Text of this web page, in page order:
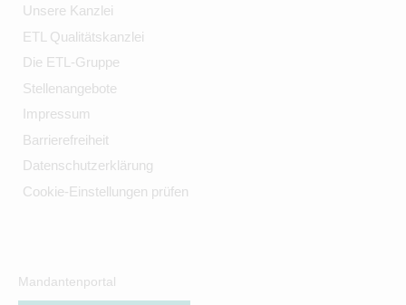
Unsere Kanzlei
ETL Qualitätskanzlei
Die ETL-Gruppe
Stellenangebote
Impressum
Barrierefreiheit
Datenschutzerklärung
Cookie-Einstellungen prüfen
Mandantenportal